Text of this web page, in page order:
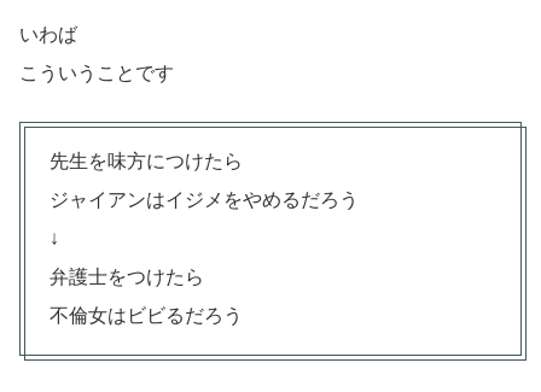
いわば
こういうことです
先生を味方につけたら
ジャイアンはイジメをやめるだろう
↓
弁護士をつけたら
不倫女はビビるだろう